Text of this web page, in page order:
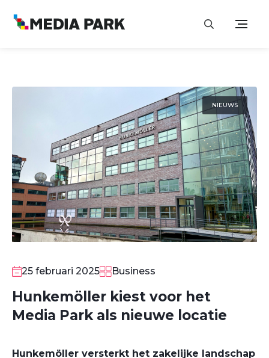
NIEUWS
25 februari 2025 Business
Hunkemöller kiest voor het
Media Park als nieuwe locatie
Hunkemöller versterkt het zakelijke landschap